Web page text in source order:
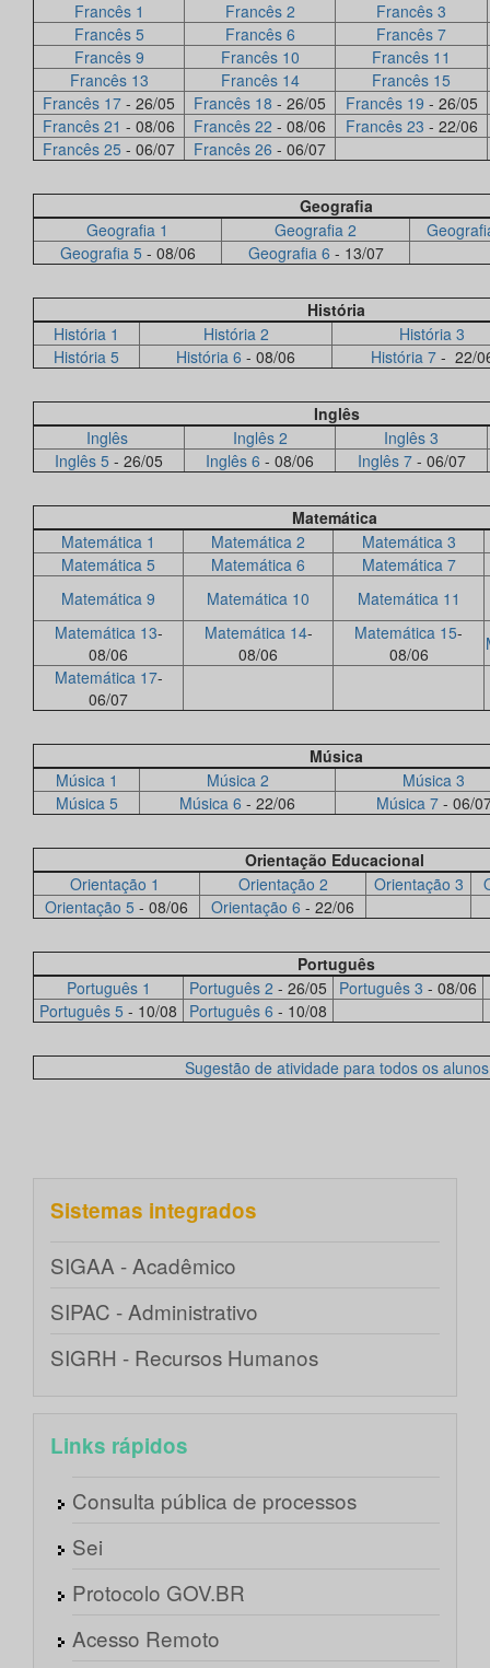
Francês 1 Francês 2
Francês 3
Francês 5
Francês 6
Francês 7
Francês 9
Francês 10
Francês 11
Francês 13
Francês 14
Francês 15
Francês 17 - 26/05 Francês 18 - 26/05 Francês 19 - 26/05
Francês 21 - 08/06 Francês 22 - 08/06 Francês 23 - 22/06
Francês 25 - 06/07 Francês 26 - 06/07
Geografia
Geografia 1
Geografia 2
Geografia 5 - 08/06 Geografia 6 - 13/07
História
História 1
História 2
História 3
História 5
História 6 - 08/06 História 7 - 22/
Inglês
Inglês
Inglês 2
Inglês 3
Inglês 5 - 26/05 Inglês 6 - 08/06 Inglês 7- 06/07
Matemática
Matemática 1
Matemática 2
Matemática 3
Matemática 5
Matemática 6
Matemática 7
Matemática 9
Matemática 10
Matemática 11
Matemática 13-
08/06
Matemática 14-
08/06
Matemática 15-
08/06
Matemática 17-
06/07
Música
Música 1
Música 2
Música 3
Música 5
Música 6 - 22/06 Música 7- 06/
Orientação Educacional
Orientação 1
Orientação 2 Orientação 3
Orientação 5 - 08/06 Orientação 6 - 22/06
Português
Português 1
Português 2 - 26/05 Português 3 - 08/06
Português 5 - 10/08 Português 6 - 10/08
Sugestão de atividade para todos os alunos
Sistemas integrados
SIGAA - Acadêmico
SIPAC - Administrativo
SIGRH - Recursos Humanos
Links rápidos
Consulta pública de processos
Sei
Protocolo GOV.BR
Acesso Remoto